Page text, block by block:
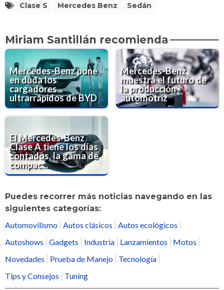
Clase S Mercedes Benz Sedán
Miriam Santillán recomienda
Mercedes-Benz pone
en duda los
cargadores
ultrarrápidos de BYD
Mercedes-Benz
muestra el futuro de
la producción
automotriz
El Mercedes-Benz
Clase A tiene los días
contados, la gama de
compac...
Puedes recorrer más noticias navegando en las
siguientes categorías:
Automovilismo
Autos clásicos
Autos ecológicos
Autoshows
Gadgets Industria Lanzamientos
Motos
Novedades
Prueba de Manejo
Tecnología
Tips y Consejos
Tuning